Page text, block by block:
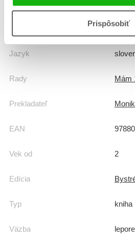
Prispôsobiť
Formát
0,14
Jazyk
Rady Mám
Prekladateľ
EAN
Vek od 2
Edícia
Typ kniha
Väzba